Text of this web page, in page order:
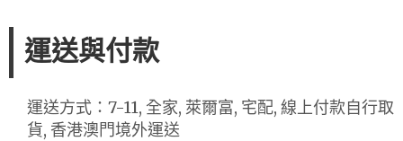
運送與付款
運送方式：7-11, 全家, 萊爾富, 宅配, 線上付款自行取
貨, 香港澳門境外運送